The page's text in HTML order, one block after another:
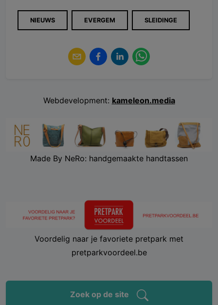
NIEUWS EVERGEM SLEIDINGE
Webdevelopment: kameleon.media
Made By NeRo: handgemaakte handtassen
Voordelig naar je favoriete pretpark met
pretparkvoordeel.be
Zoek op de site